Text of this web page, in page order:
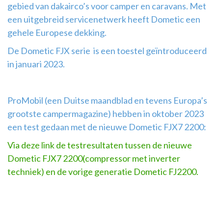
gebied van dakairco’s voor camper en caravans. Met
een uitgebreid servicenetwerk heeft Dometic een
gehele Europese dekking.
De Dometic FJX serie is een toestel geïntroduceerd
in januari 2023.
ProMobil (een Duitse maandblad en tevens Europa’s
grootste campermagazine) hebben in oktober 2023
een test gedaan met de nieuwe Dometic FJX7 2200:
Via deze link de testresultaten tussen de nieuwe
Dometic FJX7 2200(compressor met inverter
techniek) en de vorige generatie Dometic FJ2200.